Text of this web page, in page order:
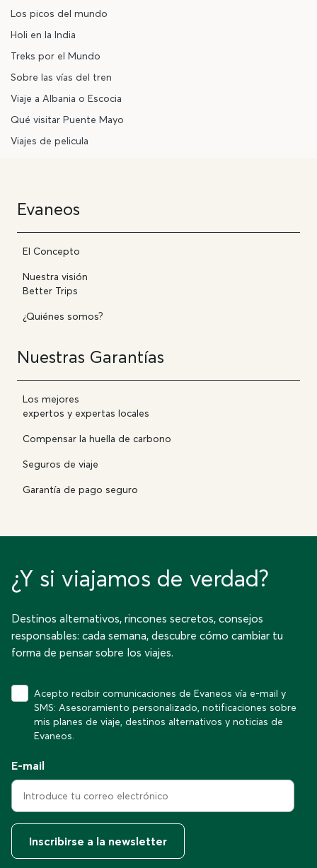
Los picos del mundo
Holi en la India
Treks por el Mundo
Sobre las vías del tren
Viaje a Albania o Escocia
Qué visitar Puente Mayo
Viajes de pelicula
Evaneos
El Concepto
Nuestra visión
Better Trips
¿Quiénes somos?
Nuestras Garantías
Los mejores
expertos y expertas locales
Compensar la huella de carbono
Seguros de viaje
Garantía de pago seguro
¿Y si viajamos de verdad?
Destinos alternativos, rincones secretos, consejos
responsables: cada semana, descubre cómo cambiar tu
forma de pensar sobre los viajes.
Acepto recibir comunicaciones de Evaneos vía e-mail y
SMS: Asesoramiento personalizado, notificaciones sobre
mis planes de viaje, destinos alternativos y noticias de
Evaneos.
E-mail
Inscribirse a la newsletter